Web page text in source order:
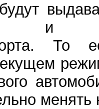
и
То
менять